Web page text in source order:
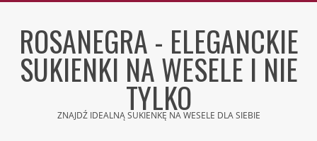
contentROSANEGRA - ELEGANCKIE
SUKIENKI NA WESELE I NIE
TYLKO
ZNAJDŹ IDEALNĄ SUKIENKĘ NA WESELE DLA SIEBIE